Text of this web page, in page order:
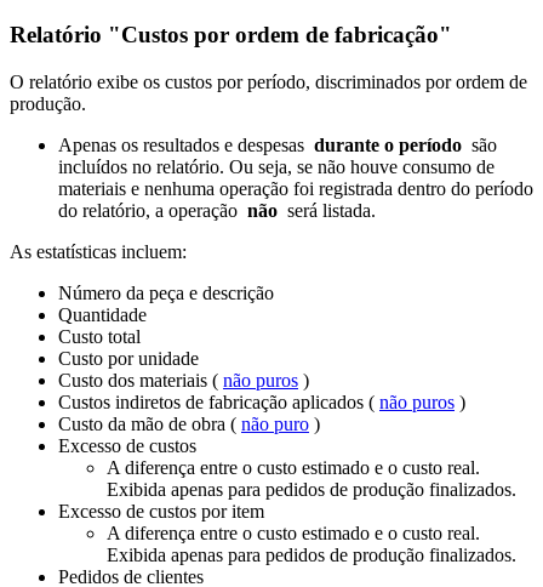
Relatório "Custos por ordem de fabricação"
O relatório exibe os custos por período, discriminados por ordem de
produção.
Apenas os resultados e despesas durante o período são
incluídos no relatório. Ou seja, se não houve consumo de
materiais e nenhuma operação foi registrada dentro do período
do relatório, a operação não será listada.
As estatísticas incluem:
Número da peça e descrição
Quantidade
Custo total
Custo por unidade
Custo dos materiais ( não puros )
Custos indiretos de fabricação aplicados ( não puros )
Custo da mão de obra ( não puro )
Excesso de custos
A diferença entre o custo estimado e o custo real.
Exibida apenas para pedidos de produção finalizados.
Excesso de custos por item
A diferença entre o custo estimado e o custo real.
Exibida apenas para pedidos de produção finalizados.
Pedidos de clientes